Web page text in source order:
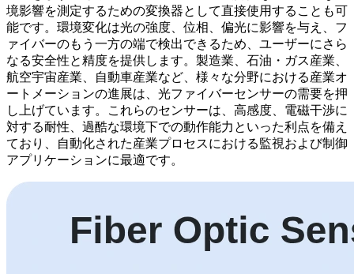
境影響を測定するための変換器として直接使用することも可
能です。環境変化は光の強度、位相、偏光に影響を与え、フ
ァイバーのもう一方の端で検出できるため、ユーザーにさら
なる安全性と精度を提供します。製造業、石油・ガス産業、
航空宇宙産業、自動車産業など、様々な分野における産業オ
ートメーションの進展は、光ファイバーセンサーの需要を押
し上げています。これらのセンサーは、高感度、電磁干渉に
対する耐性、過酷な環境下での動作能力といった利点を備え
ており、自動化された産業プロセスにおける監視および制御
アプリケーションに最適です。